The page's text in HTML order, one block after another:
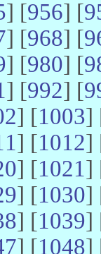
] [956] [
] [968] [
] [980] [
] [992] [
] [1003]
] [1012]
] [1021]
] [1030]
] [1039]
] [1048]